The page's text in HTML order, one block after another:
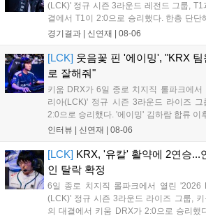
(LCK)' 정규 시즌 3라운드 레전드 그룹, T1
결에서 T1이 2:0으로 승리했다. 한층 단단
우승을 기점으로 파죽지세의 연승을 이어
T1은 첫 드래곤을 두드렸...
경기결과 | 신연재 08-06
[LCK] 웃음꽃 핀 '에이밍', "KRX
로 잘해줘"
키움 DRX가 6일 종로 치지직 롤파크에
리아(LCK)' 정규 시즌 3라운드 라이즈
2:0으로 승리했다. '에이밍' 김하람 합류 이
이드 된 경기력을 보여주며 기분 좋은 2연
인터뷰 | 신연재 08-06
[LCK] KRX, '유칼' 활약에 2연승...
인 탈락 확정
6일 종로 치지직 롤파크에서 열린 '2026
(LCK)' 정규 시즌 3라운드 라이즈 그룹,
의 대결에서 키움 DRX가 2:0으로 승리했